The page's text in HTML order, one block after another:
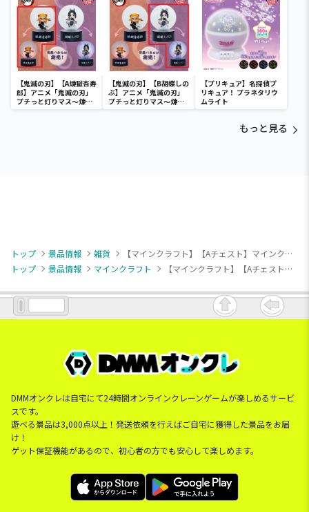
【鬼滅の刃】【A煉獄杏寿
郎】アニメ「鬼滅の刃」
プチっと灯りマス～煉獄
杏寿郎・胡蝶しのぶ～
【鬼滅の刃】【B胡蝶しの
ぶ】アニメ「鬼滅の刃」
プチっと灯りマス～煉獄
杏寿郎・胡蝶しのぶ～
【プリキュア】名探偵プ
リキュア！ プラネタリウ
ムライト
もっと見る
トップ 景品情報 雑貨
【マインクラフト】【Aチェスト】マインクラフト チェスト型BOX
トップ
景品情報 マインクラフト 【マインクラフト】【Aチェスト】マインクラフト チェスト型BOX
DMMオンクレは自宅にて24時間オンラインクレーンゲームが楽しめるサービ
スです。
遊べる景品は3,000点以上！発送依頼を行えばご自宅に獲得した景品をお届
け！
ゲット保証機能があるので、初心者の方でも安心して楽しめます。